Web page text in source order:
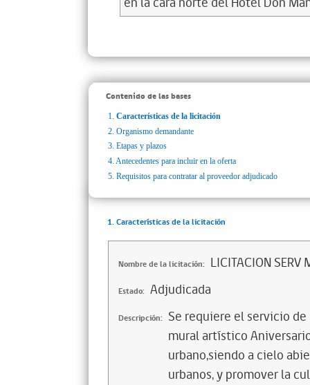
Contenido de las bases
1. Características de la licitación
2. Organismo demandante
3. Etapas y plazos
4. Antecedentes para incluir en la oferta
5. Requisitos para contratar al proveedor adjudicado
1. Características de la licitación
Nombre de la licitación: LICITACION SERV
Estado: Adjudicada
Descripción: Se requiere el servicio
mural artístico
urbano,siendo a cielo
urbanos, y promover la